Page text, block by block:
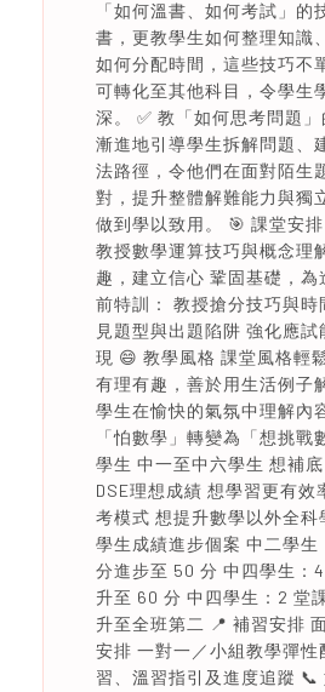
「如何溫書、如何考試」的
書，更教學生如何整理知識
如何分配時間，這些技巧不
可轉化至其他科目，令學生
深。 ✅ 教「如何思考問題
漸進地引導學生拆解問題、
法路徑，令他們在面對陌生
對，提升整體解難能力與獨
做到學以致用。 🎯 課堂安
教授數學運算技巧與概念理
趣，建立信心 鞏固基礎，
前特訓： 教授搶分技巧與時
見題型與出題陷阱 強化應
現 😄 教學風格 課堂風格輕
有理有趣，善於用生活例子
學生在愉快的氣氛中理解內
「怕數學」轉變為「想挑戰
學生 中一至中六學生 想補
DSE理想成績 想學習更有效
考模式 想提升數學以外全
學生成績進步個案 中二學生
分進步至 50 分 中四學生：
升至 60 分 中四學生：2 堂
升至全班第二 📍 補習安排
安排 一對一／小組教學彈性
習、溫習指引及進度追蹤 📞